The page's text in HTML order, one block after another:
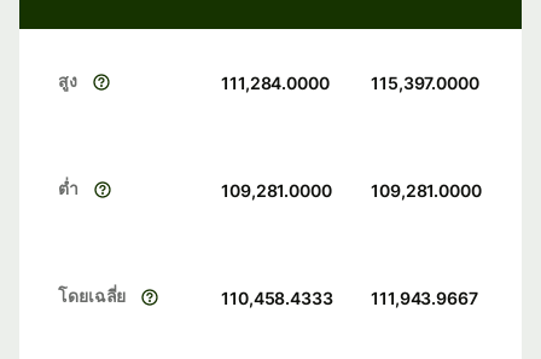
สูง 111,284.0000 115,397.0000
ต่ำ 109,281.0000 109,281.0000
โดยเฉลี่ย 110,458.4333 111,943.9667